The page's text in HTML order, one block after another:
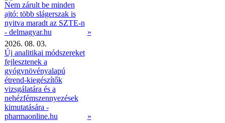
Nem zárult be minden
ajtó: több slágerszak is
nyitva maradt az SZTE-n
- delmagyar.hu
»
2026. 08. 03.
Új analitikai módszereket
fejlesztenek a
gyógynövényalapú
étrend-kiegészítők
vizsgálatára és a
nehézfémszennyezések
kimutatására -
pharmaonline.hu
»